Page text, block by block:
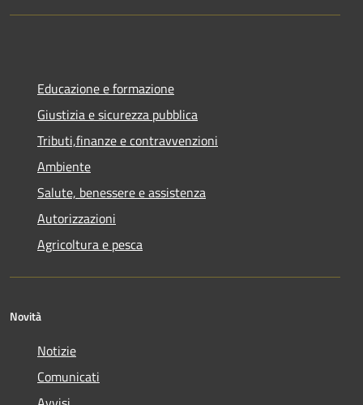
Educazione e formazione
Giustizia e sicurezza pubblica
Tributi,finanze e contravvenzioni
Ambiente
Salute, benessere e assistenza
Autorizzazioni
Agricoltura e pesca
Novità
Notizie
Comunicati